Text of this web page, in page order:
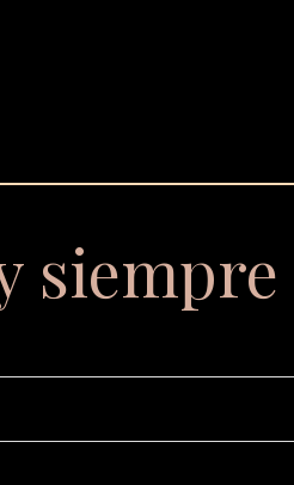
siempre